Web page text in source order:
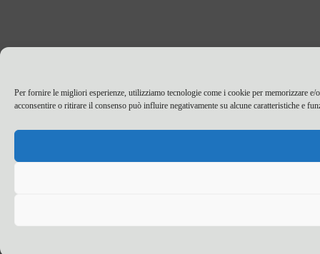
Per fornire le migliori esperienze, utilizziamo tecnologie come i cookie per memorizzare
acconsentire o ritirare il consenso può influire negativamente su alcune caratteristiche e